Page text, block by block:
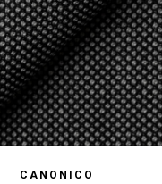
CANONICO